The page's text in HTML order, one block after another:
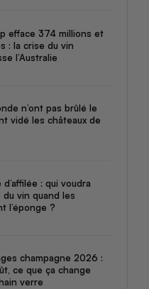
efface 374 millions et
: la crise du vin
l’Australie
n’ont pas brûlé le
vidé les châteaux de
: qui voudra
vin quand les
l’éponge ?
champagne 2026 :
ce que ça change
verre